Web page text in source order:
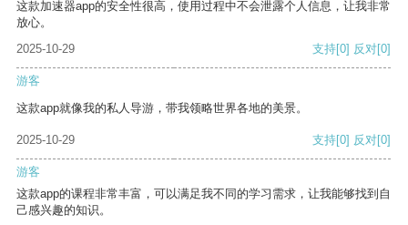
这款加速器app的安全性很高，使用过程中不会泄露个人信息，让我非常
放心。
2025-10-29
支持[0] 反对[0]
游客
这款app就像我的私人导游，带我领略世界各地的美景。
2025-10-29 支持[0] 反对[0]
游客
这款app的课程非常丰富，可以满足我不同的学习需求，让我能够找到自
己感兴趣的知识。